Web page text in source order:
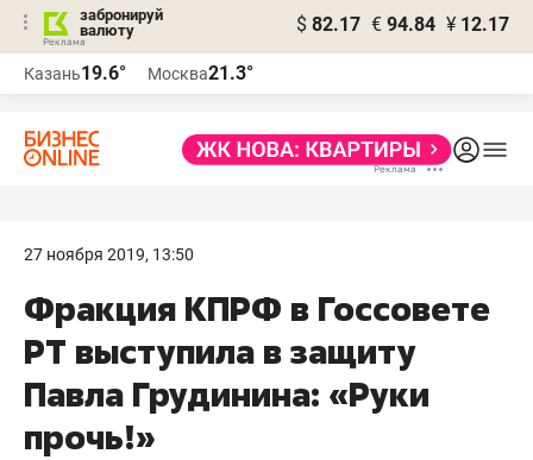
забронируй
валюту
$ 82.17 € 94.84 ¥ 12.17
Казань19.6° Москва21.3°
27 ноября 2019, 13:50
Фракция КПРФ в Госсовете
РТ выступила в защиту
Павла Грудинина: «Руки
прочь!»